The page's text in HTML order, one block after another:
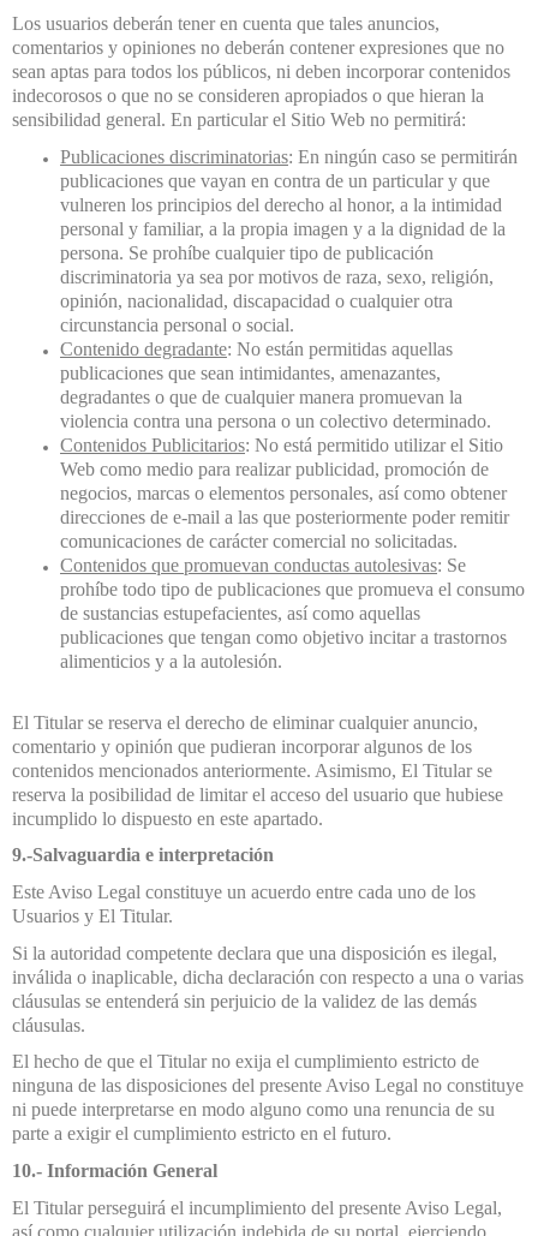
Los usuarios deberán tener en cuenta que tales anuncios,
comentarios y opiniones no deberán contener expresiones que no
sean aptas para todos los públicos, ni deben incorporar contenidos
indecorosos o que no se consideren apropiados o que hieran la
sensibilidad general. En particular el Sitio Web no permitirá:
Publicaciones discriminatorias: En ningún caso se permitirán
publicaciones que vayan en contra de un particular y que
vulneren los principios del derecho al honor, a la intimidad
personal y familiar, a la propia imagen y a la dignidad de la
persona. Se prohíbe cualquier tipo de publicación
discriminatoria ya sea por motivos de raza, sexo, religión,
opinión, nacionalidad, discapacidad o cualquier otra
circunstancia personal o social.
Contenido degradante: No están permitidas aquellas
publicaciones que sean intimidantes, amenazantes,
degradantes o que de cualquier manera promuevan la
violencia contra una persona o un colectivo determinado.
Contenidos Publicitarios: No está permitido utilizar el Sitio
Web como medio para realizar publicidad, promoción de
negocios, marcas o elementos personales, así como obtener
direcciones de e-mail a las que posteriormente poder remitir
comunicaciones de carácter comercial no solicitadas.
Contenidos que promuevan conductas autolesivas: Se
prohíbe todo tipo de publicaciones que promueva el consumo
de sustancias estupefacientes, así como aquellas
publicaciones que tengan como objetivo incitar a trastornos
alimenticios y a la autolesión.
El Titular se reserva el derecho de eliminar cualquier anuncio,
comentario y opinión que pudieran incorporar algunos de los
contenidos mencionados anteriormente. Asimismo, El Titular se
reserva la posibilidad de limitar el acceso del usuario que hubiese
incumplido lo dispuesto en este apartado.
9.-Salvaguardia e interpretación
Este Aviso Legal constituye un acuerdo entre cada uno de los
Usuarios y El Titular.
Si la autoridad competente declara que una disposición es ilegal,
inválida o inaplicable, dicha declaración con respecto a una o varias
cláusulas se entenderá sin perjuicio de la validez de las demás
cláusulas.
El hecho de que el Titular no exija el cumplimiento estricto de
ninguna de las disposiciones del presente Aviso Legal no constituye
ni puede interpretarse en modo alguno como una renuncia de su
parte a exigir el cumplimiento estricto en el futuro.
10.- Información General
El Titular perseguirá el incumplimiento del presente Aviso Legal,
así como cualquier utilización indebida de su portal, ejerciendo